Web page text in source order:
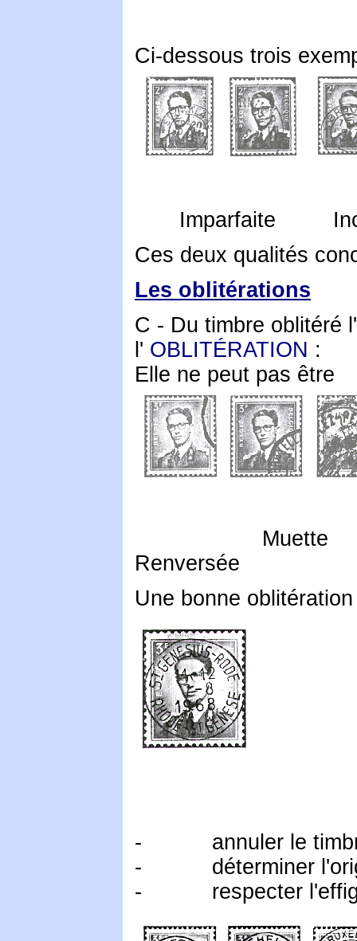
Ci-dessous trois
Imparfaite
Ces deux qualités
Les oblitérations
C - Du timbre oblitéré
l' OBLITÉRATION :
Elle ne peut pas être
Muette
Renversée
Une bonne
-
annuler le
-
déterminer
-
respecter